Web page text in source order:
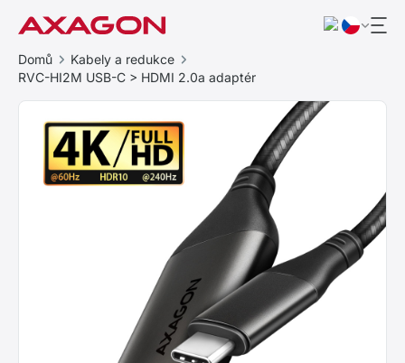
Domů
Kabely a redukce
RVC-HI2M USB-C > HDMI 2.0a adaptér